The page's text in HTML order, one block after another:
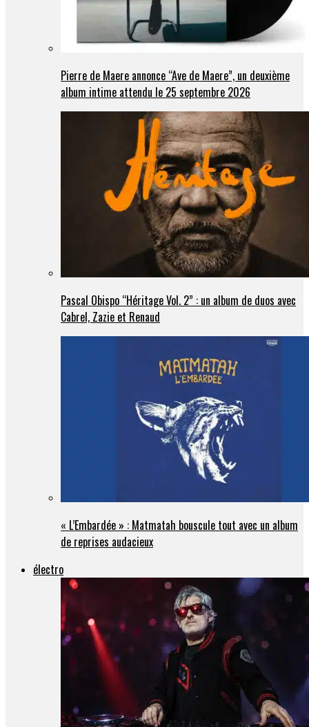
Pierre de Maere annonce “Ave de Maere”, un deuxième
album intime attendu le 25 septembre 2026
Pascal Obispo “Héritage Vol. 2” : un album de duos avec
Cabrel, Zazie et Renaud
« L’Embardée » : Matmatah bouscule tout avec un album
de reprises audacieux
électro